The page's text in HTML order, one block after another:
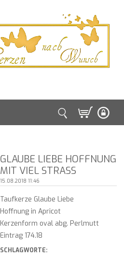
GLAUBE LIEBE HOFFNUNG
MIT VIEL STRASS
15.08.2018 11:46
Taufkerze Glaube Liebe
Hoffnung in Apricot
Kerzenform oval abg. Perlmutt
Eintrag 174.18
SCHLAGWORTE: